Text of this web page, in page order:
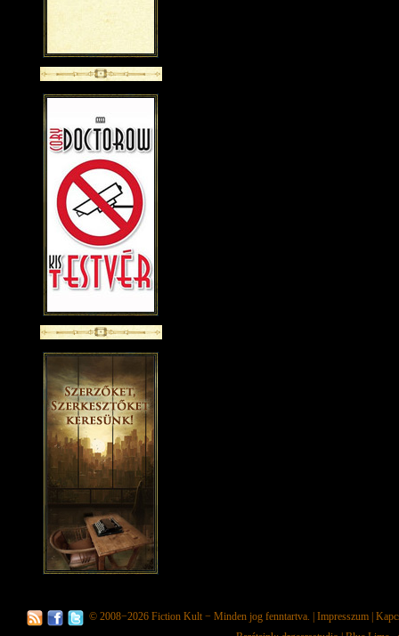
© 2008−2026 Fiction Kult − Minden jog fenntartva. | Impresszum